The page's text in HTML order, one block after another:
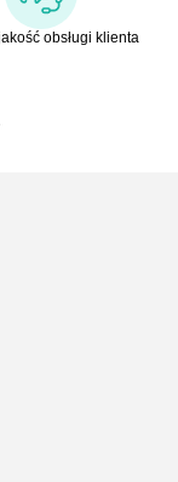
obsługi klienta